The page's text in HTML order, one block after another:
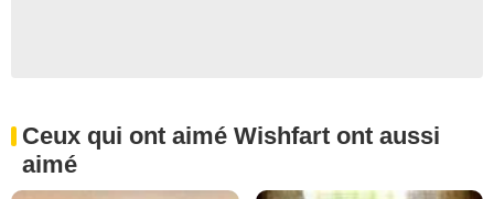
Ceux qui ont aimé Wishfart ont aussi
aimé